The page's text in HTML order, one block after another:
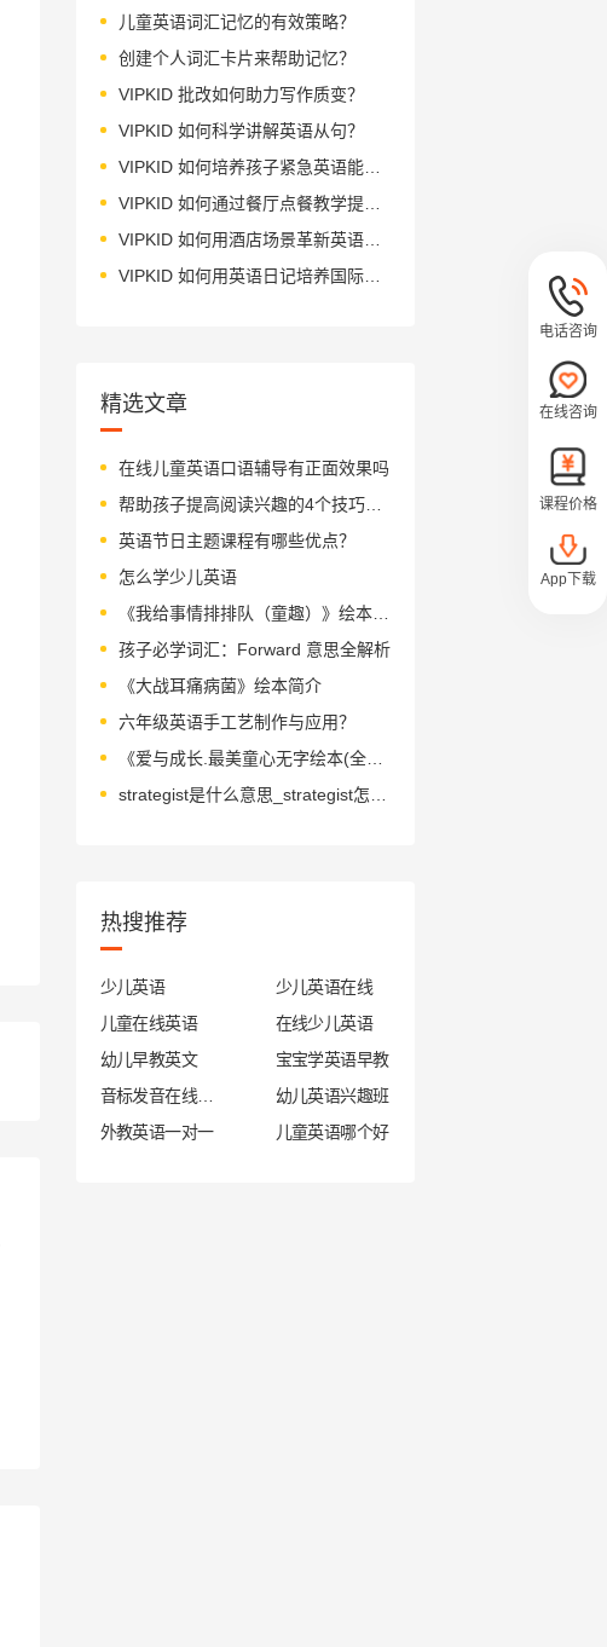
儿童英语词汇记忆的有效策略？
创建个人词汇卡片来帮助记忆？
VIPKID 批改如何助力写作质变？
VIPKID 如何科学讲解英语从句？
VIPKID 如何培养孩子紧急英语能力？
VIPKID 如何通过餐厅点餐教学提升少儿英语应用能力？
VIPKID 如何用酒店场景革新英语教学？
VIPKID 如何用英语日记培养国际化人才？
精选文章
在线儿童英语口语辅导有正面效果吗
帮助孩子提高阅读兴趣的4个技巧！（附免费外教有声资源）
英语节日主题课程有哪些优点？
怎么学少儿英语
《我给事情排排队（童趣）》绘本简介
孩子必学词汇：Forward 意思全解析
《大战耳痛病菌》绘本简介
六年级英语手工艺制作与应用？
《爱与成长.最美童心无字绘本(全7册)》绘本简介
热搜推荐
少儿英语
少儿英语在线
儿童在线英语
在线少儿英语
幼儿早教英文
宝宝学英语早教
幼儿英语兴趣班
外教英语一对一
儿童英语哪个好
电话咨询
在线咨询
课程价格
App下载